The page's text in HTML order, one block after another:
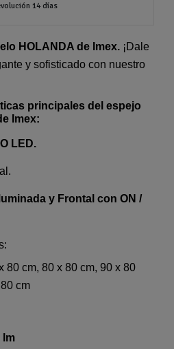
14 días
HOLANDA de Imex. ¡Dale
y sofisticado con nuestro
principales del espejo
Imex:
LED.
y Frontal con ON /
80 cm, 80 x 80 cm, 90 x 80
cm
lm